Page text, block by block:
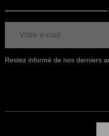
Restez informé de nos derniers